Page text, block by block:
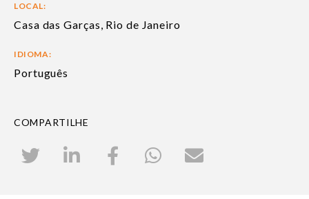
LOCAL:
Casa das Garças, Rio de Janeiro
IDIOMA:
Português
COMPARTILHE